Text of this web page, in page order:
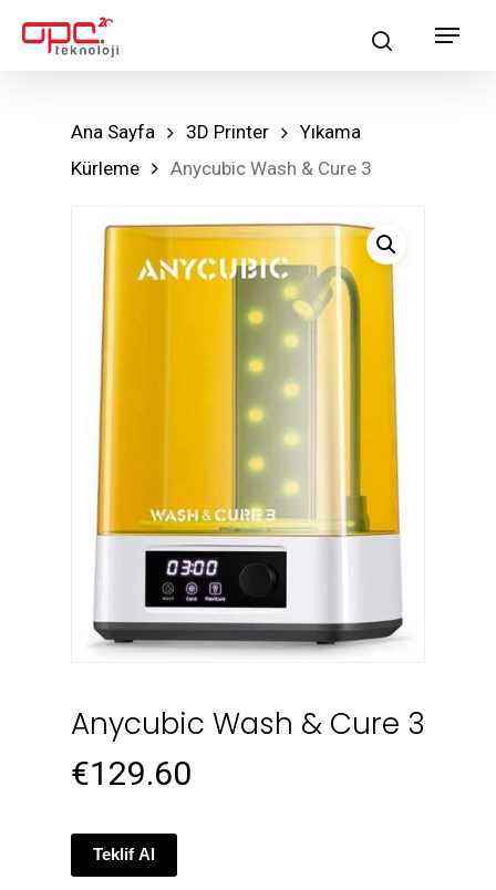
searchMenu
Ana Sayfa 3D Printer
Yıkama
Kürleme
Anycubic Wash & Cure 3
Anycubic Wash & Cure 3
€129.60
Teklif Al